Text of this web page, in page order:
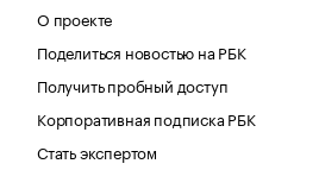
О проекте
Поделиться новостью на РБК
Получить пробный доступ
Корпоративная подписка РБК
Стать экспертом